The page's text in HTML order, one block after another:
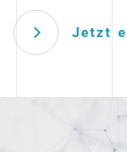
Jetzt